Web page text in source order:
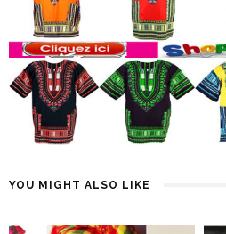
YOU MIGHT ALSO LIKE